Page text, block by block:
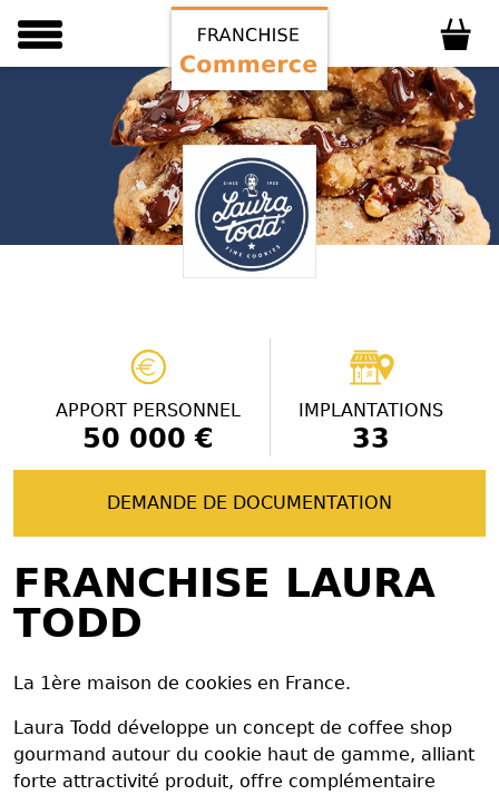
APPORT PERSONNEL
50 000 €
IMPLANTATIONS
33
DEMANDE DE DOCUMENTATION
FRANCHISE LAURA
TODD
La 1ère maison de cookies en France.
Laura Todd développe un concept de coffee shop
gourmand autour du cookie haut de gamme, alliant
forte attractivité produit, offre complémentaire